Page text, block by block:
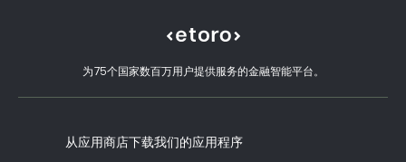
为75个国家数百万用户提供服务的金融智能平台。
从应用商店下载我们的应用程序
客户端漏洞
eToro Academy
我们的办事处
风险披露
关键信息文档
投资保险